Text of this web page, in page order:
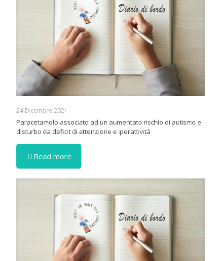
24 Dicembre 2021
Paracetamolo associato ad un aumentato rischio di autismo e
disturbo da deficit di attenzione e iperattività
Read more